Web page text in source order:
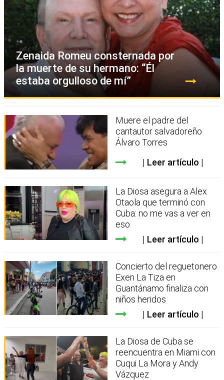
Zenaida Romeu consternada por
la muerte de su hermano: “Él
estaba orgulloso de mí”
Muere el padre del
cantautor salvadoreño
Álvaro Torres
Leer artículo
La Diosa asegura a Alex
Otaola que terminó con
Cuba: no me vas a ver en
eso
Leer artículo
Concierto del reguetonero
Exen La Tiza en
Guantánamo finaliza con
niños heridos
Leer artículo
La Diosa de Cuba se
reencuentra en Miami con
Cuqui La Mora y Andy
Vázquez